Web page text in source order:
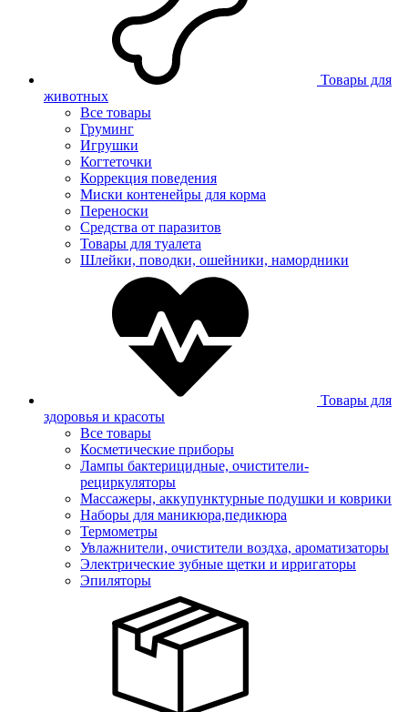
Товары для
животных
Все товары
Груминг
Игрушки
Когтеточки
Коррекция поведения
Миски контенейры для корма
Переноски
Средства от паразитов
Товары для туалета
Шлейки, поводки, ошейники, намордники
Товары для
здоровья и красоты
Все товары
Косметические приборы
Лампы бактерицидные, очистители-
рециркуляторы
Массажеры, аккупунктурные подушки и коврики
Наборы для маникюра,педикюра
Термометры
Увлажнители, очистители воздха, ароматизаторы
Электрические зубные щетки и ирригаторы
Эпиляторы